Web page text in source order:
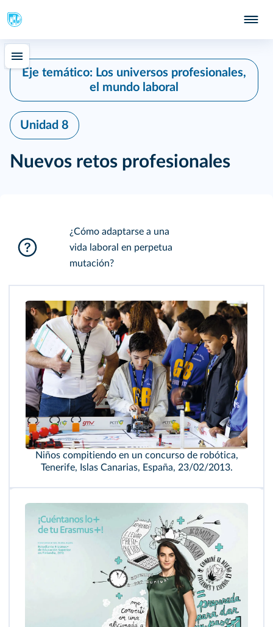
Eje temático: Los universos profesionales,
el mundo laboral
Unidad 8
Nuevos retos profesionales
¿Cómo adaptarse a una
vida laboral en perpetua
mutación?
Niños compitiendo en un concurso de robótica,
Tenerife, Islas Canarias, España, 23/02/2013.